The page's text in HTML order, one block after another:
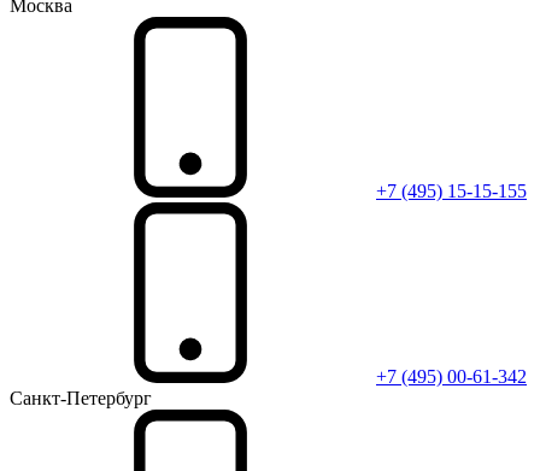
Москва
+7 (495) 15-15-155
+7 (495) 00-61-342
Санкт-Петербург